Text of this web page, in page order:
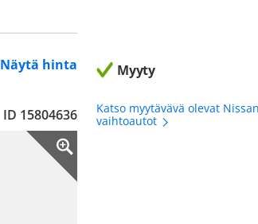
Näytä hinta
ID 15804636
Myyty
Katso myytävävä olevat
vaihtoautot